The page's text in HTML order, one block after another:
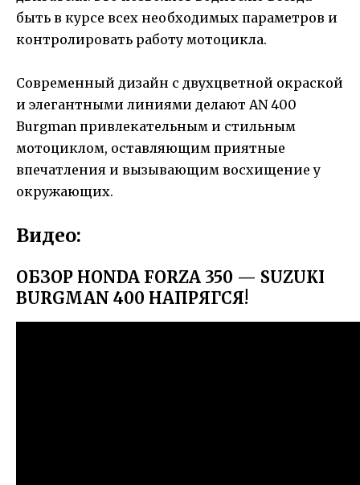
быть в курсе всех необходимых параметров и
контролировать работу мотоцикла.
Современный дизайн с двухцветной окраской
и элегантными линиями делают AN 400
Burgman привлекательным и стильным
мотоциклом, оставляющим приятные
впечатления и вызывающим восхищение у
окружающих.
Видео:
ОБЗОР HONDA FORZA 350 — SUZUKI
BURGMAN 400 НАПРЯГСЯ!